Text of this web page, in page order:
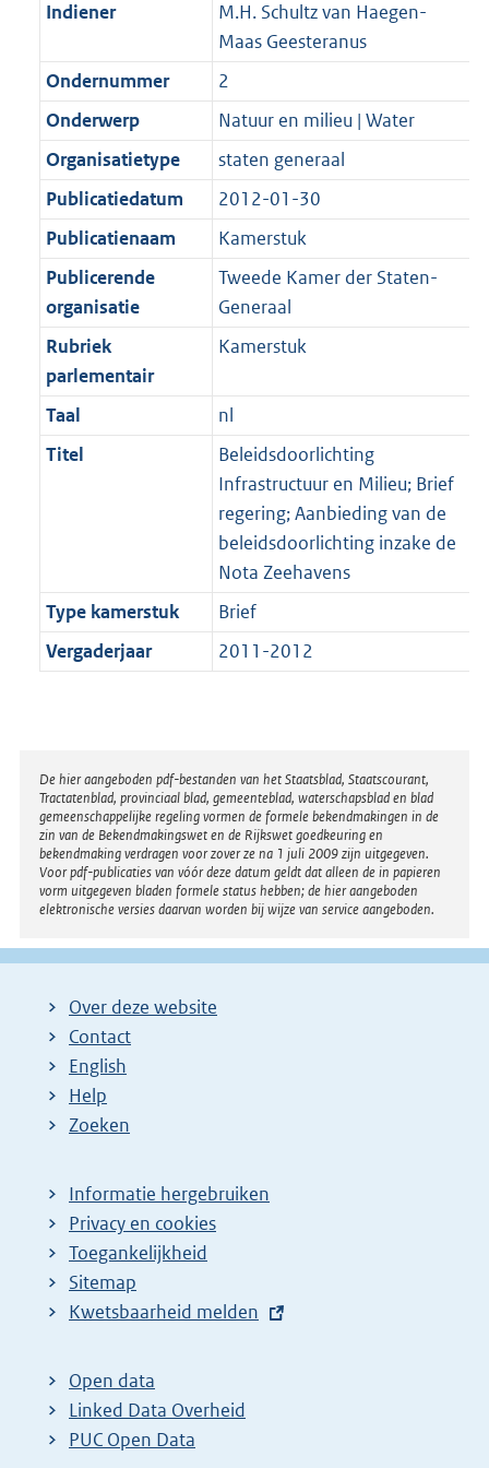
Indiener
M.H. Schultz van Haegen-
Maas Geesteranus
Ondernummer
2
Onderwerp
Natuur en milieu | Water
Organisatietype
staten generaal
Publicatiedatum
2012-01-30
Publicatienaam
Kamerstuk
Publicerende
organisatie
Tweede Kamer der Staten-
Generaal
Rubriek
parlementair
Kamerstuk
Taal
nl
Titel
Beleidsdoorlichting
Infrastructuur en Milieu; Brief
regering; Aanbieding van de
beleidsdoorlichting inzake de
Nota Zeehavens
Type kamerstuk
Brief
Vergaderjaar
2011-2012
Disclaimer
De hier aangeboden pdf-bestanden van het Staatsblad, Staatscourant,
Tractatenblad, provinciaal blad, gemeenteblad, waterschapsblad en blad
gemeenschappelijke regeling vormen de formele bekendmakingen in de
zin van de Bekendmakingswet en de Rijkswet goedkeuring en
bekendmaking verdragen voor zover ze na 1 juli 2009 zijn uitgegeven.
Voor pdf-publicaties van vóór deze datum geldt dat alleen de in papieren
vorm uitgegeven bladen formele status hebben; de hier aangeboden
elektronische versies daarvan worden bij wijze van service aangeboden.
Over deze website
Contact
English
Help
Zoeken
Informatie hergebruiken
Privacy en cookies
Toegankelijkheid
Sitemap
E
t
e
r
Kwetsbaarheid melden
Open data
Linked Data Overheid
PUC Open Data